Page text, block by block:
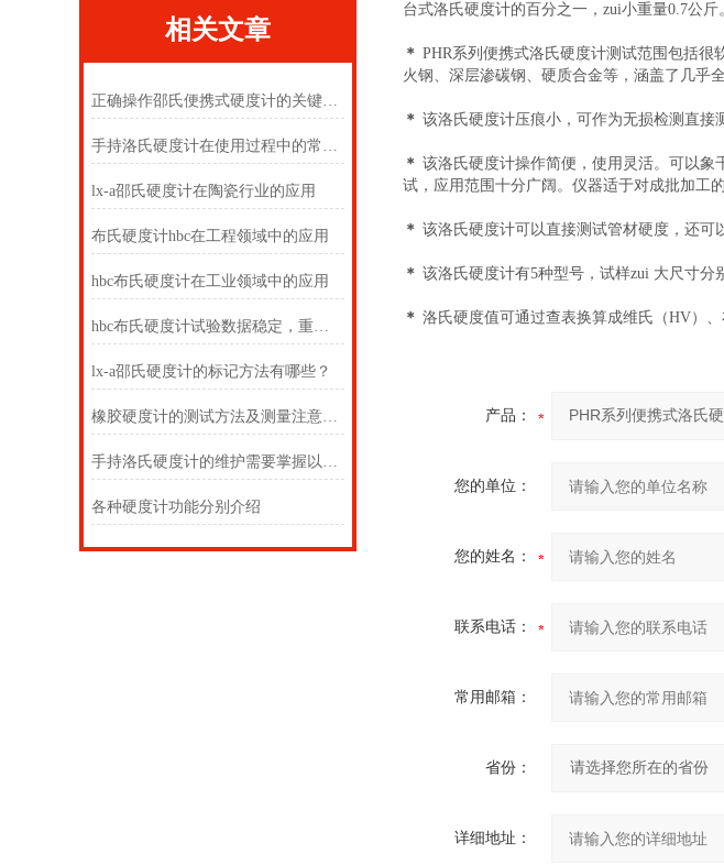
相关文章
正确操作邵氏便携式硬度计的关键步骤分享
手持洛氏硬度计在使用过程中的常见问题相应解决方法分享
lx-a邵氏硬度计在陶瓷行业的应用
布氏硬度计hbc在工程领域中的应用
hbc布氏硬度计在工业领域中的应用
hbc布氏硬度计试验数据稳定，重现性好
lx-a邵氏硬度计的标记方法有哪些？
橡胶硬度计的测试方法及测量注意事项
手持洛氏硬度计的维护需要掌握以下几点
各种硬度计功能分别介绍
台式洛氏硬度计的百分之一，zui小重量0.7公斤
＊ PHR系列便携式洛氏硬度计测试范围包括很
火钢、深层渗碳钢、硬质合金等，涵盖了几乎
＊ 该洛氏硬度计压痕小，可作为无损检测直接
＊ 该洛氏硬度计操作简便，使用灵活。可以象
试，应用范围十分广阔。仪器适于对成批加工
＊ 该洛氏硬度计可以直接测试管材硬度，还可
＊ 该洛氏硬度计有5种型号，试样zui 大尺寸分
＊ 洛氏硬度值可通过查表换算成维氏（HV）
产品：
您的单位：
您的姓名：
联系电话：
常用邮箱：
省份：
详细地址：